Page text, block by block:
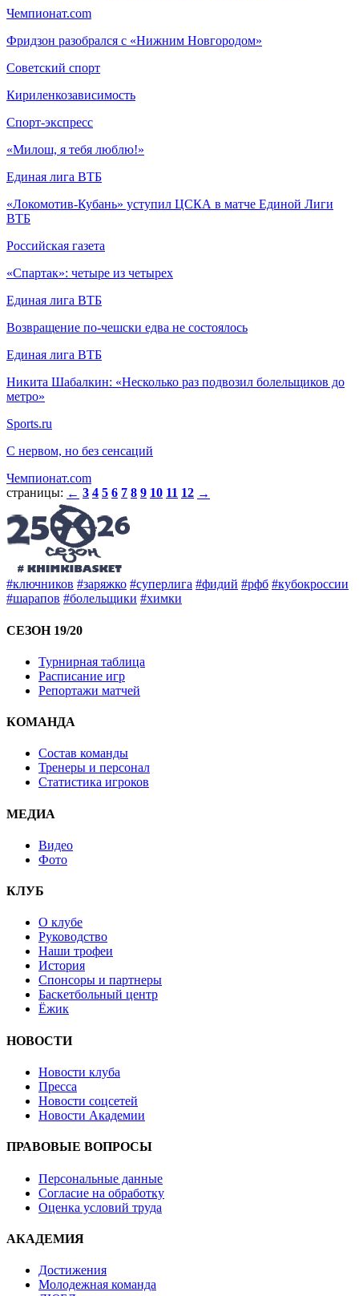
Чемпионат.com
Фридзон разобрался с «Нижним Новгородом»
Советский спорт
Кириленкозависимость
Спорт-экспресс
«Милош, я тебя люблю!»
Единая лига ВТБ
«Локомотив-Кубань» уступил ЦСКА в матче Единой Лиги
ВТБ
Российская газета
«Спартак»: четыре из четырех
Единая лига ВТБ
Возвращение по-чешски едва не состоялось
Единая лига ВТБ
Никита Шабалкин: «Несколько раз подвозил болельщиков до
метро»
Sports.ru
С нервом, но без сенсаций
Чемпионат.com
страницы: ← 3 4 5 6 7 8 9 10 11 12 →
#ключников #заряжко #суперлига #фидий #рфб #кубокроссии
#шарапов #болельщики #химки
СЕЗОН 19/20
Турнирная таблица
Расписание игр
Репортажи матчей
КОМАНДА
Состав команды
Тренеры и персонал
Статистика игроков
МЕДИА
Видео
Фото
КЛУБ
О клубе
Руководство
Наши трофеи
История
Спонсоры и партнеры
Баскетбольный центр
Ёжик
НОВОСТИ
Новости клуба
Пресса
Новости соцсетей
Новости Академии
ПРАВОВЫЕ ВОПРОСЫ
Персональные данные
Согласие на обработку
Оценка условий труда
АКАДЕМИЯ
Достижения
Молодежная команда